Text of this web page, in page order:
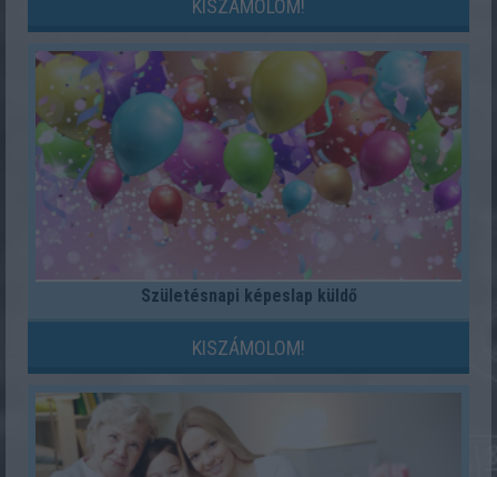
KISZÁMOLOM!
Születésnapi képeslap küldő
KISZÁMOLOM!